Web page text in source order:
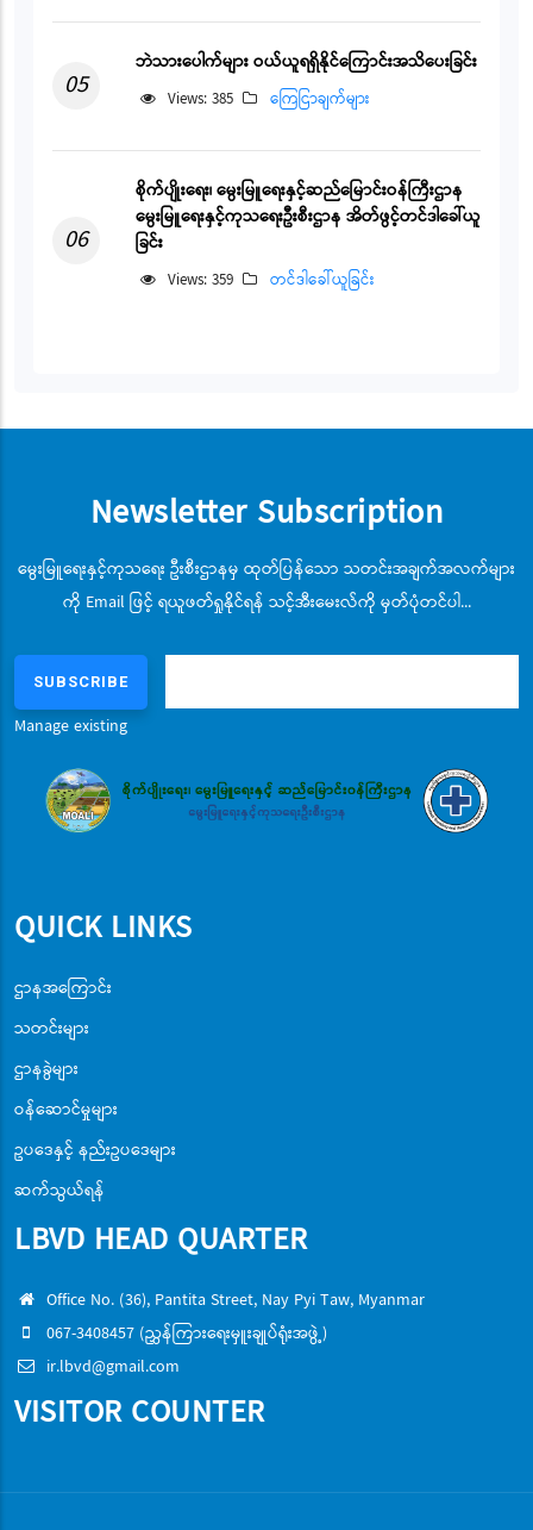
05
ဘဲသားပေါက်များ ဝယ်ယူရရှိနိုင်ကြောင်းအသိပေးခြင်း
Views: 385 ကြေငြာချက်များ
06
စိုက်ပျိုးရေး၊ မွေးမြူရေးနှင့်ဆည်မြောင်းဝန်ကြီးဌာန
မွေးမြူရေးနှင့်ကုသရေးဦးစီးဌာန အိတ်ဖွင့်တင်ဒါခေါ်ယူ
ခြင်း
Views: 359 တင်ဒါခေါ်ယူခြင်း
Newsletter Subscription
မွေးမြူရေးနှင့်ကုသရေး ဦးစီးဌာနမှ ထုတ်ပြန်သော သတင်းအချက်အလက်များ
ကို Email ဖြင့် ရယူဖတ်ရှုနိုင်ရန် သင့်အီးမေးလ်ကို မှတ်ပုံတင်ပါ...
Manage existing
QUICK LINKS
ဌာနအကြောင်း
သတင်းများ
ဌာနခွဲများ
ဝန်ဆောင်မှုများ
ဥပဒေနှင့် နည်းဥပဒေများ
ဆက်သွယ်ရန်
LBVD HEAD QUARTER
Office No. (36), Pantita Street, Nay Pyi Taw, Myanmar
067-3408457 (ညွှန်ကြားရေးမှူးချုပ်ရုံးအဖွဲ့)
ir.lbvd@gmail.com
VISITOR COUNTER